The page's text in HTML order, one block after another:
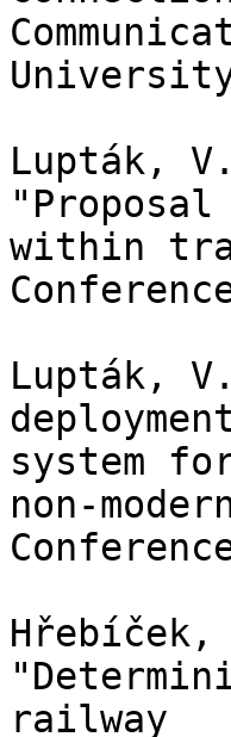
Lupták,
within
Lupták,
system
non-
railway